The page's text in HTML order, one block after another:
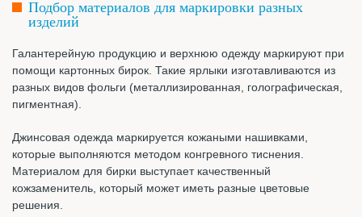
Подбор материалов для маркировки разных
изделий
Галантерейную продукцию и верхнюю одежду маркируют при
помощи картонных бирок. Такие ярлыки изготавливаются из
разных видов фольги (металлизированная, голографическая,
пигментная).
Джинсовая одежда маркируется кожаными нашивками,
которые выполняются методом конгревного тиснения.
Материалом для бирки выступает качественный
кожзаменитель, который может иметь разные цветовые
решения.